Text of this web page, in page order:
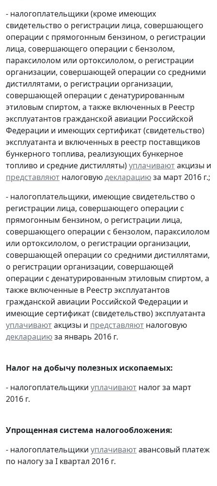
- налогоплательщики (кроме имеющих
свидетельство о регистрации лица, совершающего
операции с прямогонным бензином, о регистрации
лица, совершающего операции с бензолом,
параксилолом или ортоксилолом, о регистрации
организации, совершающей операции со средними
дистиллятами, о регистрации организации,
совершающей операции с денатурированным
этиловым спиртом, а также включенных в Реестр
эксплуатантов гражданской авиации Российской
Федерации и имеющих сертификат (свидетельство)
эксплуатанта и включенных в реестр поставщиков
бункерного топлива, реализующих бункерное
топливо и средние дистилляты)уплачиваютакцизы и
представляют налоговуюдекларациюза март 2016 г.;
- налогоплательщики, имеющие свидетельство о
регистрации лица, совершающего операции с
прямогонным бензином, о регистрации лица,
совершающего операции с бензолом, параксилолом
или ортоксилолом, о регистрации организации,
совершающей операции со средними дистиллятами,
о регистрации организации, совершающей
операции с денатурированным этиловым спиртом, а
также включенные в Реестр эксплуатантов
гражданской авиации Российской Федерации и
имеющие сертификат (свидетельство) эксплуатанта
уплачиваютакцизы и представляют налоговую
декларациюза январь 2016 г.
Налог на добычу полезных ископаемых:
- налогоплательщики уплачивают налог за март
2016 г.
Упрощенная система налогообложения:
- налогоплательщики уплачиваютавансовый платеж
по налогу за I квартал 2016 г.